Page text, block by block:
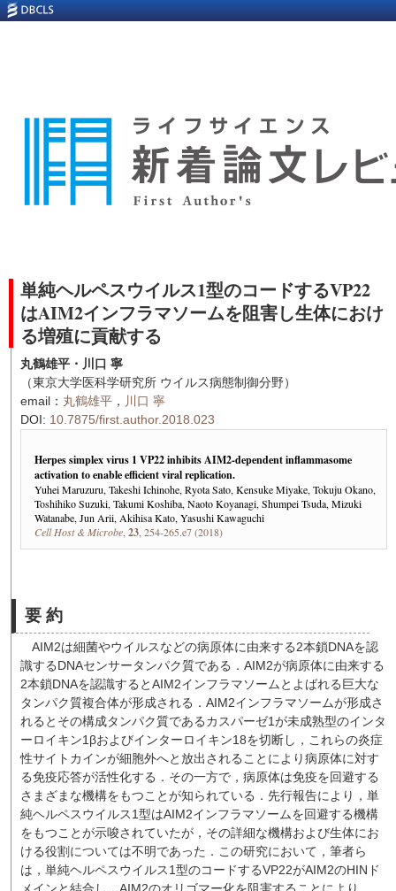
単純ヘルペスウイルス1型のコードするVP22
はAIM2インフラマソームを阻害し生体におけ
る増殖に貢献する
丸鶴雄平・川口 寧
（東京大学医科学研究所 ウイルス病態制御分野）
email： 丸鶴雄平 ， 川口 寧
DOI: 10.7875/first.author.2018.023
Herpes simplex virus 1 VP22 inhibits AIM2-dependent inflammasome
activation to enable efficient viral replication.
Yuhei Maruzuru, Takeshi Ichinohe, Ryota Sato, Kensuke Miyake, Tokuju Okano,
Toshihiko Suzuki, Takumi Koshiba, Naoto Koyanagi, Shumpei Tsuda, Mizuki
Watanabe, Jun Arii, Akihisa Kato, Yasushi Kawaguchi
Cell Host & Microbe 23 , 254-265.e7 (2018)
要 約
AIM2は細菌やウイルスなどの病原体に由来する2本鎖DNAを認
識するDNAセンサータンパク質である．AIM2が病原体に由来する
2本鎖DNAを認識するとAIM2インフラマソームとよばれる巨大な
タンパク質複合体が形成される．AIM2インフラマソームが形成さ
れるとその構成タンパク質であるカスパーゼ1が未成熟型のインタ
ーロイキン1βおよびインターロイキン18を切断し，これらの炎症
性サイトカインが細胞外へと放出されることにより病原体に対す
る免疫応答が活性化する．その一方で，病原体は免疫を回避する
さまざまな機構をもつことが知られている．先行報告により，単
純ヘルペスウイルス1型はAIM2インフラマソームを回避する機構
をもつことが示唆されていたが，その詳細な機構および生体にお
ける役割については不明であった．この研究において，筆者ら
は，単純ヘルペスウイルス1型のコードするVP22がAIM2のHINド